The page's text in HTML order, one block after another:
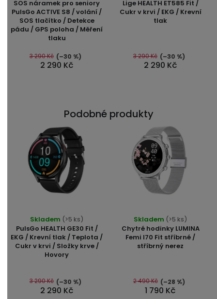
SOS náramek pro seniory
PulsGo ACTIVE S8 / volání /
SOS tlačítko / Detekce
pádu / GPS poloha / Měření
tlaku
2 290 Kč
3 290 Kč (–30 %)
Lige HEALTH ET585 Fit /
Cukr v krvi / EKG / Krevní
tlak
produktu
je
5
hvězdiček.
2 290 Kč
3 290 Kč (–30 %)
Podobné produkty
PulsGo HEALTH GE30 Fit /
EKG / Krevní tlak / Teplota /
Cukr v krvi / Složky krve /
Hovory
Skladem (>5 ks)
2 290 Kč
3 290 Kč (–30 %)
Chytré hodinky LUMINA
Femi I70 Fit stříbrné /
stříbrný nerez
hodnocení
produktu
je
5
hvězdiček.
Skladem (>5 ks)
1 790 Kč
2 490 Kč (–28 %)